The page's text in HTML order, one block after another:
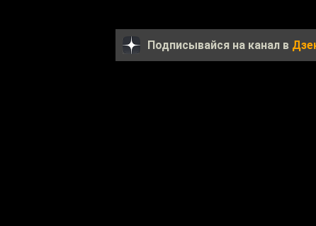
Подписывайся на канал в